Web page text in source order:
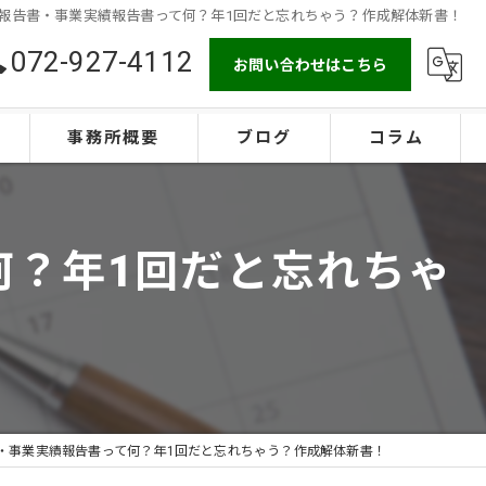
告書・事業実績報告書って何？年1回だと忘れちゃう？作成解体新書！
072-927-4112 お問い合わせはこちら
事務所概要 ブログ コラム
年1回だと忘れちゃ
事業実績報告書って何？年1回だと忘れちゃう？作成解体新書！